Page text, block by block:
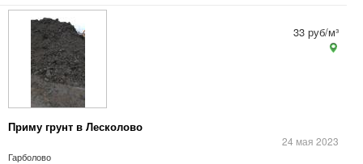
Приму грунт в Лесколово
24 мая 2023
Гарболово
33 руб/м³